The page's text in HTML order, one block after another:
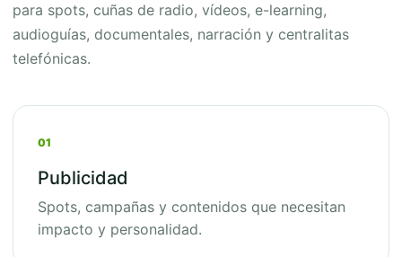
para spots, cuñas de radio, vídeos, e-learning,
audioguías, documentales, narración y centralitas
telefónicas.
01
Publicidad
Spots, campañas y contenidos que necesitan
impacto y personalidad.